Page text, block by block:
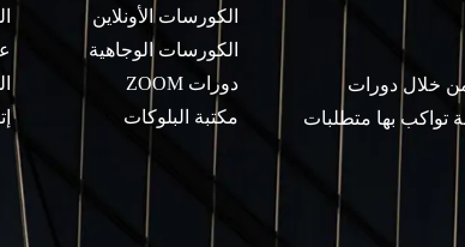
من خلال دورات
تواكب بها متطلبات
الكورسات الأونلاين
الكورسات الوجاهية
دورات ZOOM
مكتبة البلوكات